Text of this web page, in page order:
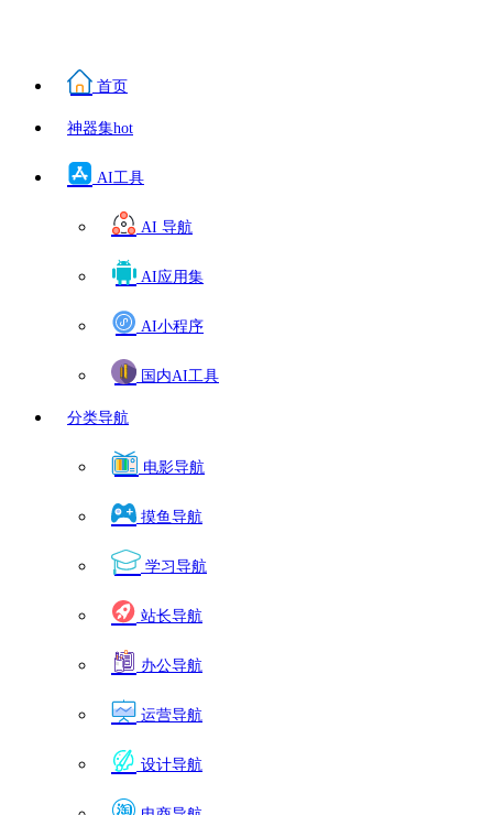
首页
神器集hot
AI工具
AI 导航
AI应用集
AI小程序
国内AI工具
分类导航
电影导航
摸鱼导航
学习导航
站长导航
办公导航
运营导航
设计导航